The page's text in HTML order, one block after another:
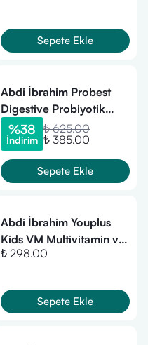
Sepete Ekle
Abdi İbrahim Probest
Digestive Probiyotik
Takviye Edici Gıda 20
Kapsül
%38
İndirim
₺ 625.00
₺ 385.00
Sepete Ekle
Abdi İbrahim Youplus
Kids VM Multivitamin ve
Mineral Kompleksi 150
₺ 298.00
Sepete Ekle